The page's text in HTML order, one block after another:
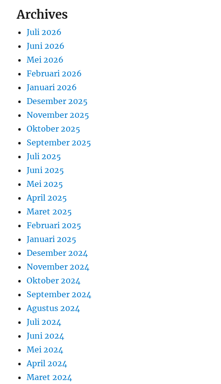
Archives
Juli 2026
Juni 2026
Mei 2026
Februari 2026
Januari 2026
Desember 2025
November 2025
Oktober 2025
September 2025
Juli 2025
Juni 2025
Mei 2025
April 2025
Maret 2025
Februari 2025
Januari 2025
Desember 2024
November 2024
Oktober 2024
September 2024
Agustus 2024
Juli 2024
Juni 2024
Mei 2024
April 2024
Maret 2024